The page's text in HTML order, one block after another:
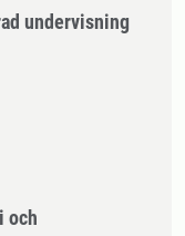
undervisning
och